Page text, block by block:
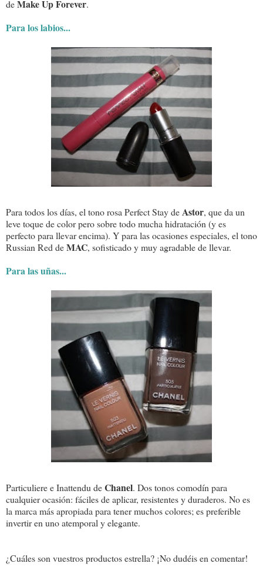
deMake Up Forever.
Para los labios...
Para todos los días, el tono rosa Perfect Stay deAstor, que da un
leve toque de color pero sobre todo mucha hidratación (y es
perfecto para llevar encima). Y para las ocasiones especiales, el tono
Russian Red deMAC, sofisticado y muy agradable de llevar.
Para las uñas...
Particuliere e Inattendu deChanel. Dos tonos comodín para
cualquier ocasión: fáciles de aplicar, resistentes y duraderos. No es
la marca más apropiada para tener muchos colores; es preferible
invertir en uno atemporal y elegante.
¿Cuáles son vuestros productos estrella? ¡No dudéis en comentar!